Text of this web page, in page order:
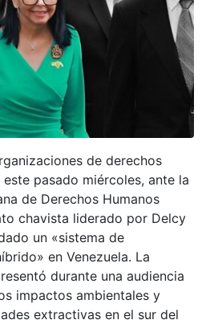
de derechos
pasado miércoles, ante la
de Derechos Humanos
chavista liderado por Delcy
un «sistema de
en Venezuela. La
durante una audiencia
impactos ambientales y
extractivas en el sur del